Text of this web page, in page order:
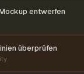
entwerfen
überprüfen